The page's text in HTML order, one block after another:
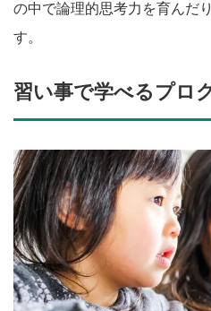
の中で論理的思考力を育んだ
す。
習い事で学べるプロ